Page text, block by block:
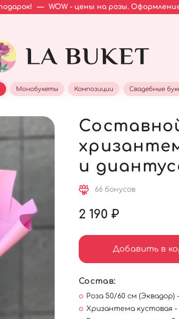
WOW - цены на розы. Оформление в подарок!
Монобукеты Композиции Свадебные
и
66 бонусов
2 190 ₽
Добавить в
Состав:
Роза 50/60 см (Эквадор)
Хризантема кустовая -